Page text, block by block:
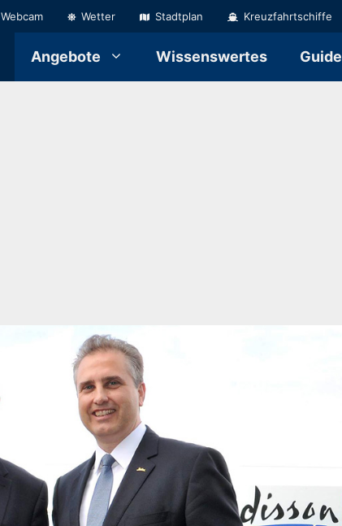
Webcam Wetter Stadtplan Kreuzfahrtschiffe
Angebote Wissenswertes Guide